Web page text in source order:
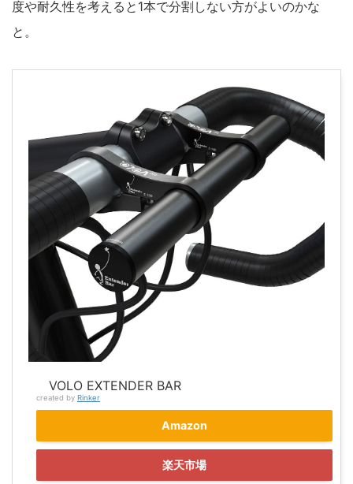
度や耐久性を考えると1本で分割しない方がよいのかな
と。
VOLO EXTENDER BAR
created by Rinker
Amazon
楽天市場